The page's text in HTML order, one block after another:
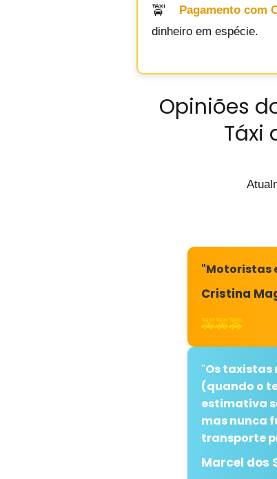
Pagamento com
dinheiro em espécie.
Opiniões
Táxi
"Motoristas
Cristina
🚕🚕🚕
"Os taxistas
(quando o
estimativa
mas nunca
transporte
Marcel dos